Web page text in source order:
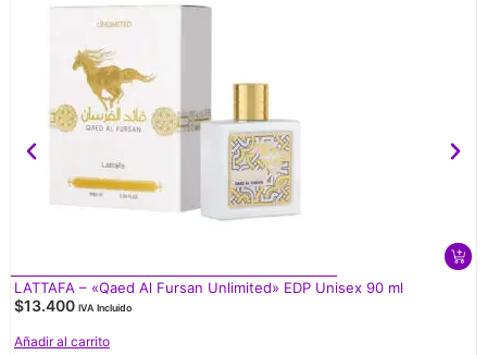
LATTAFA – «Qaed Al Fursan Unlimited» EDP Unisex 90 ml
$13.400 IVA Incluido
Añadir al carrito